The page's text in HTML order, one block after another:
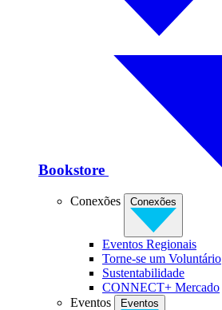
Bookstore
Conexões Conexões
Eventos Regionais
Torne-se um Voluntário
Sustentabilidade
CONNECT+ Mercado
Eventos
Eventos